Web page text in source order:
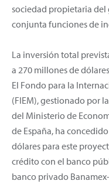
sociedad propietaria
conjunta funciones de
La inversión total
a 270 millones de
El Fondo para la
(FIEM), gestionado por
del Ministerio de
de España, ha
dólares para este
crédito con el banco
banco privado